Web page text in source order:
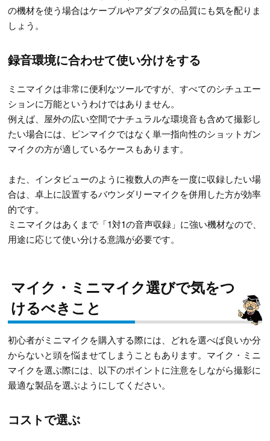
の機材を使う場合はケーブルやアダプタの品質にも気を配りま
しょう。
録音環境に合わせて使い分けをする
ミニマイクは非常に便利なツールですが、すべてのシチュエー
ションに万能というわけではありません。
例えば、屋外の広い空間でナチュラルな環境音も含めて撮影し
たい場合には、ピンマイクではなく単一指向性のショットガン
マイクの方が適しているケースもあります。
また、インタビューのように複数人の声を一度に収録したい場
合は、卓上に設置するバウンダリーマイクを併用した方が効率
的です。
ミニマイクはあくまで「1対1の音声収録」に強い機材なので、
用途に応じて使い分ける意識が必要です。
マイク・ミニマイク選びで気をつ
けるべきこと
初心者がミニマイクを購入する際には、どれを選べば良いか分
からないと頭を悩ませてしまうこともあります。マイク・ミニ
マイクを選ぶ際には、以下のポイントに注意をしながら撮影に
最適な製品を選ぶようにしてください。
コストで選ぶ